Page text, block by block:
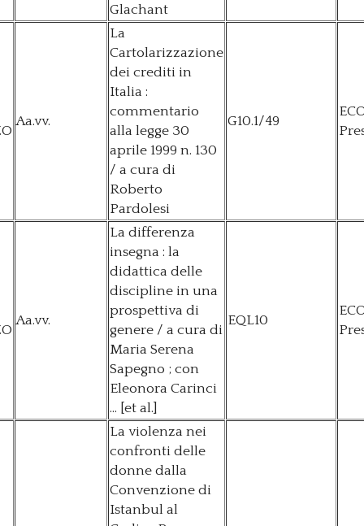
Glachant
Aa.vv.
La
Cartolarizzazione
dei crediti in
Italia :
commentario
alla legge 30
aprile 1999 n. 130
/ a cura di
Roberto
Pardolesi
G10.1/49
Aa.vv.
La differenza
insegna : la
didattica delle
discipline in una
prospettiva di
genere / a cura di
Maria Serena
Sapegno ; con
Eleonora Carinci
... [et al.]
EQL10
La violenza nei
confronti delle
donne dalla
Convenzione di
Istanbul al